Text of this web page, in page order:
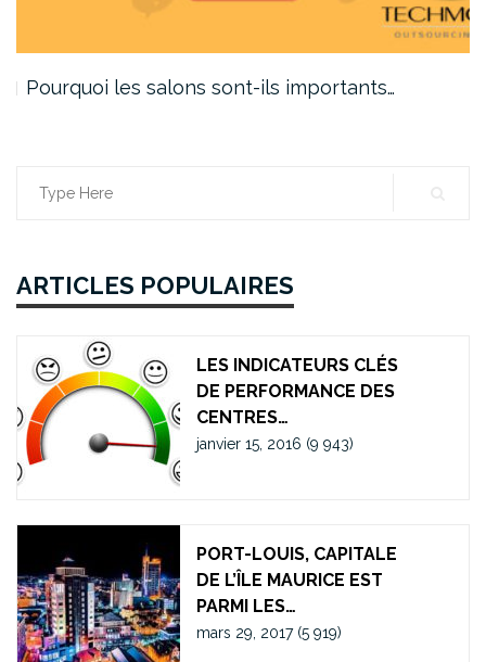
Pourquoi les salons sont-ils importants…
Search
ARTICLES POPULAIRES
LES INDICATEURS CLÉS
DE PERFORMANCE DES
CENTRES…
janvier 15, 2016 (9 943)
PORT-LOUIS, CAPITALE
DE L’ÎLE MAURICE EST
PARMI LES…
mars 29, 2017 (5 919)